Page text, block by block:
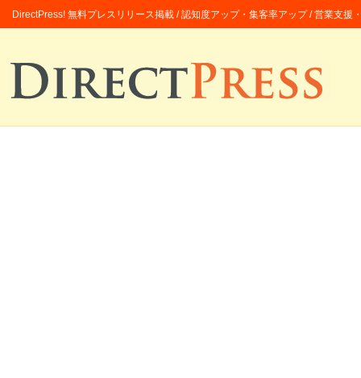
DirectPress! 無料プレスリリース掲載 / 認知度アップ・集客率アップ / 営業支援